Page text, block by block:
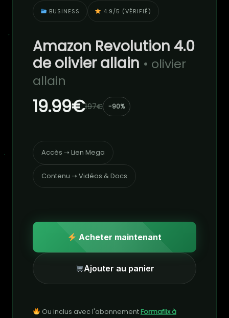
BUSINESS 4.9/5 (VÉRIFIÉ)
Amazon Revolution 4.0
de olivier allain​ • olivier
allain​
19.99€197€ -90%
Accès ➝ Lien Mega
Contenu ➝ Vidéos & Docs
Acheter maintenant
Ajouter au panier
Ou inclus avec l'abonnementFormaflix à